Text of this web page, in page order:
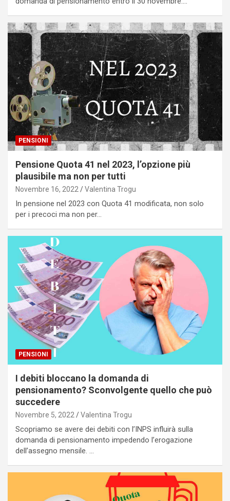
PENSIONI
Pensione Quota 41 nel 2023, l’opzione più
plausibile ma non per tutti
Novembre 16, 2022 Valentina Trogu
In pensione nel 2023 con Quota 41 modificata, non solo
per i precoci ma non per…
PENSIONI
I debiti bloccano la domanda di
pensionamento? Sconvolgente quello che può
succedere
Novembre 5, 2022 Valentina Trogu
Scopriamo se avere dei debiti con l’INPS influirà sulla
domanda di pensionamento impedendo l’erogazione
dell’assegno mensile. …